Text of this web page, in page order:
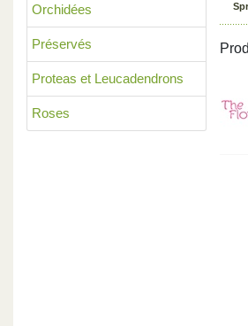
Orchidées
Préservés
Proteas et Leucadendrons
Roses